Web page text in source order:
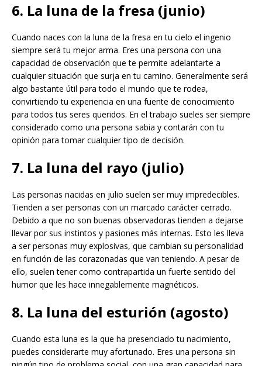
6. La luna de la fresa (junio)
Cuando naces con la luna de la fresa en tu cielo el ingenio
siempre será tu mejor arma. Eres una persona con una
capacidad de observación que te permite adelantarte a
cualquier situación que surja en tu camino. Generalmente será
algo bastante útil para todo el mundo que te rodea,
convirtiendo tu experiencia en una fuente de conocimiento
para todos tus seres queridos. En el trabajo sueles ser siempre
considerado como una persona sabia y contarán con tu
opinión para tomar cualquier tipo de decisión.
7. La luna del rayo (julio)
Las personas nacidas en julio suelen ser muy impredecibles.
Tienden a ser personas con un marcado carácter cerrado.
Debido a que no son buenas observadoras tienden a dejarse
llevar por sus instintos y pasiones más internas. Esto les lleva
a ser personas muy explosivas, que cambian su personalidad
en función de las corazonadas que van teniendo. A pesar de
ello, suelen tener como contrapartida un fuerte sentido del
humor que les hace innegablemente magnéticos.
8. La luna del esturión (agosto)
Cuando esta luna es la que ha presenciado tu nacimiento,
puedes considerarte muy afortunado. Eres una persona sin